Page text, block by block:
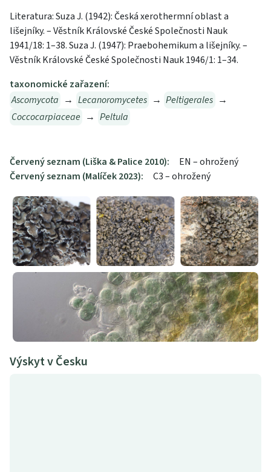
Literatura: Suza J. (1942): Česká xerothermní oblast a
lišejníky. – Věstník Královské České Společnosti Nauk
1941/18: 1–38. Suza J. (1947): Praebohemikum a lišejníky. –
Věstník Královské České Společnosti Nauk 1946/1: 1–34.
taxonomické zařazení:
Ascomycota → Lecanoromycetes → Peltigerales →
Coccocarpiaceae → Peltula
Červený seznam (Liška & Palice 2010):
EN – ohrožený
Červený seznam (Malíček 2023):
C3 – ohrožený
Výskyt v Česku